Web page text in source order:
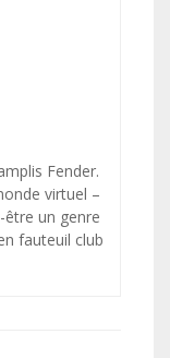
Fender.
virtuel –
un genre
fauteuil club